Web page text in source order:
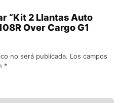
“Kit 2 Llantas Auto
Over Cargo G1
no será publicada. Los campos
*